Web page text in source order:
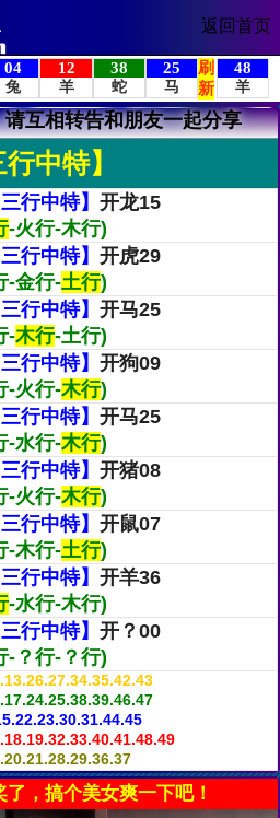
返回首页
互相转告和朋友一起分享
行中特】
三行中特】 开龙15
-火行-木行)
三行中特】 开虎29
-金行-土行)
三行中特】 开马25
-木行-土行)
三行中特】 开狗09
-火行-木行)
三行中特】 开马25
-水行-木行)
三行中特】 开猪08
-火行-木行)
三行中特】 开鼠07
-木行-土行)
三行中特】 开羊36
-水行-木行)
三行中特】 开？00
-？行-？行)
，搞个美女爽一下吧！